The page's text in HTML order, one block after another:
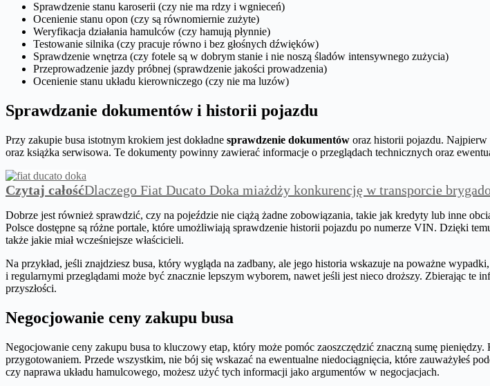
Sprawdzenie stanu karoserii (czy nie ma rdzy i wgnieceń)
Ocenienie stanu opon (czy są równomiernie zużyte)
Weryfikacja działania hamulców (czy hamują płynnie)
Testowanie silnika (czy pracuje równo i bez głośnych dźwięków)
Sprawdzenie wnętrza (czy fotele są w dobrym stanie i nie noszą śladów intensywnego zużycia)
Przeprowadzenie jazdy próbnej (sprawdzenie jakości prowadzenia)
Ocenienie stanu układu kierowniczego (czy nie ma luzów)
Sprawdzanie dokumentów i historii pojazdu
Przy zakupie busa istotnym krokiem jest dokładne sprawdzenie dokumentów oraz historii pojazdu. Najpierw
oraz książka serwisowa. Te dokumenty powinny zawierać informacje o przeglądach technicznych oraz
Czytaj całośćDlaczego Fiat Ducato Doka miażdży konkurencję w transporcie
Dobrze jest również sprawdzić, czy na pojeździe nie ciążą żadne zobowiązania, takie jak kredyty lub inne
Polsce dostępne są różne portale, które umożliwiają sprawdzenie historii pojazdu po numerze VIN. Dzięki
także jakie miał wcześniejsze właścicieli.
Na przykład, jeśli znajdziesz busa, który wygląda na zadbany, ale jego historia wskazuje na poważne
i regularnymi przeglądami może być znacznie lepszym wyborem, nawet jeśli jest nieco droższy. Zbierając te
przyszłości.
Negocjowanie ceny zakupu busa
Negocjowanie ceny zakupu busa to kluczowy etap, który może pomóc zaoszczędzić znaczną sumę
przygotowaniem. Przede wszystkim, nie bój się wskazać na ewentualne niedociągnięcia, które zauważyłeś
czy naprawa układu hamulcowego, możesz użyć tych informacji jako argumentów w negocjacjach.